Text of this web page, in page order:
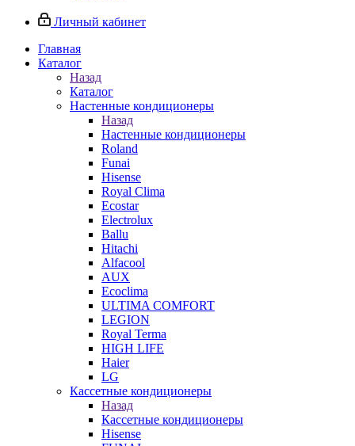
Личный кабинет
Главная
Каталог
Назад
Каталог
Настенные кондиционеры
Назад
Настенные кондиционеры
Roland
Funai
Hisense
Royal Clima
Ecostar
Electrolux
Ballu
Hitachi
Alfacool
AUX
Ecoclima
ULTIMA COMFORT
LEGION
Royal Terma
HIGH LIFE
Haier
LG
Кассетные кондиционеры
Назад
Кассетные кондиционеры
Hisense